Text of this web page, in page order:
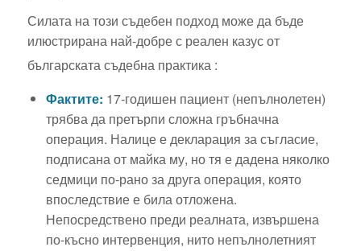
Силата на този съдебен подход може да бъде
илюстрирана най-добре с реален казус от
българската съдебна практика :
Фактите: 17-годишен пациент (непълнолетен)
трябва да претърпи сложна гръбначна
операция. Налице е декларация за съгласие,
подписана от майка му, но тя е дадена няколко
седмици по-рано за друга операция, която
впоследствие е била отложена.
Непосредствено преди реалната, извършена
по-късно интервенция, нито непълнолетният